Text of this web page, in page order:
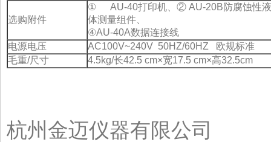
选购附件
① AU-40打印机、② AU-20B防腐蚀性
体测量组件、
④AU-40A数据连接线
电源电压
AC100V~240V 50HZ/60HZ 欧规标准
毛重/尺寸
4.5kg/长42.5 cm×宽17.5 cm×高32.5cm
杭州金迈仪器有限公司